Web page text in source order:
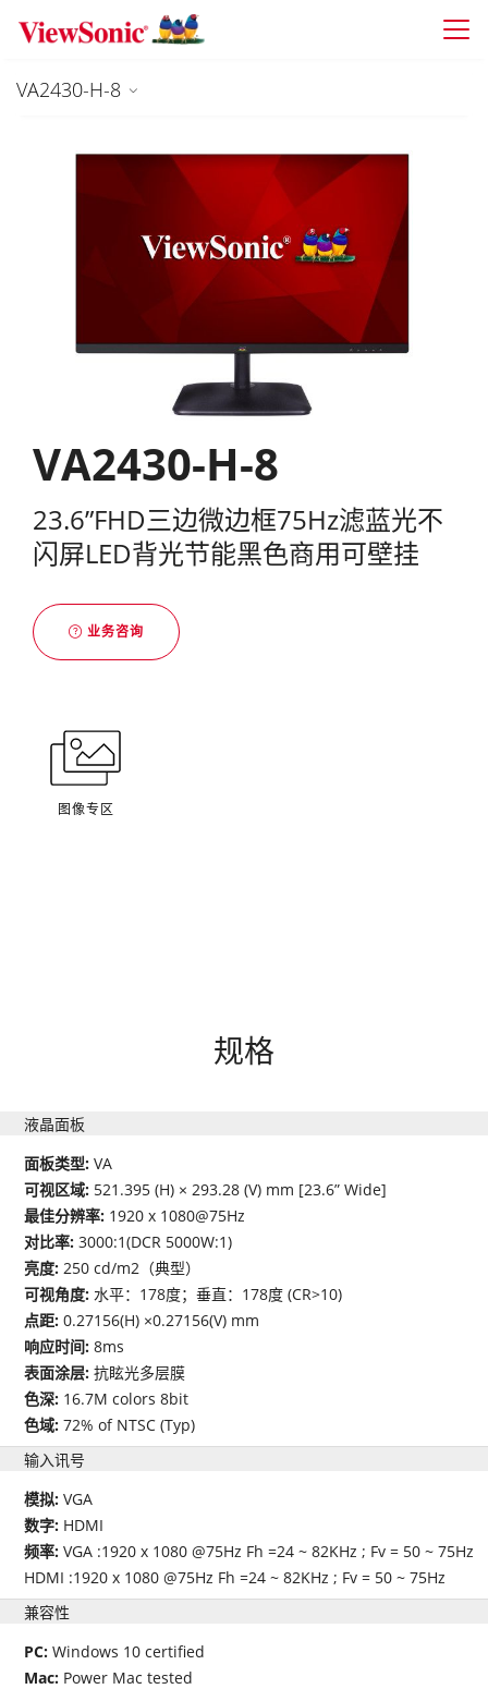
Skip to main content
VA2430-H-8
VA2430-H-8
23.6”FHD三边微边框75Hz滤蓝光不
闪屏LED背光节能黑色商用可壁挂
业务咨询
图像专区
规格
液晶面板
面板类型:VA
可视区域: 521.395 (H) × 293.28 (V) mm [23.6” Wide]
最佳分辨率: 1920 x 1080@75Hz
对比率:3000:1(DCR 5000W:1)
亮度: 250 cd/m2（典型）
可视角度: 水平：178度；垂直：178度 (CR>10)
点距:0.27156(H) ×0.27156(V) mm
响应时间:8ms
表面涂层:抗眩光多层膜
色深: 16.7M colors 8bit
色域:72% of NTSC (Typ)
输入讯号
模拟:VGA
数字: HDMI
频率:VGA :1920 x 1080 @75Hz Fh =24 ~ 82KHz ; Fv = 50 ~ 75Hz
HDMI :1920 x 1080 @75Hz Fh =24 ~ 82KHz ; Fv = 50 ~ 75Hz
兼容性
PC:Windows 10 certified
Mac: Power Mac tested